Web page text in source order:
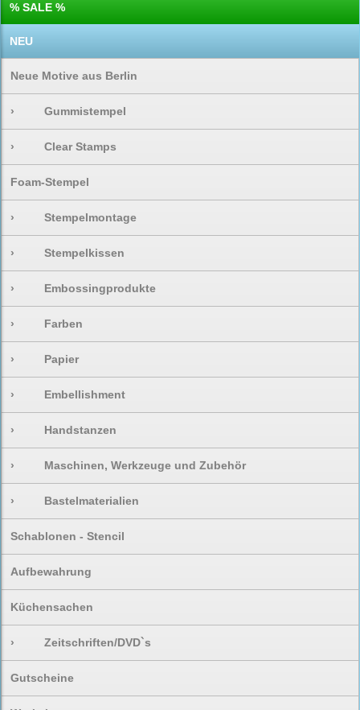
% SALE %
NEU
Neue Motive aus Berlin
› Gummistempel
› Clear Stamps
Foam-Stempel
› Stempelmontage
› Stempelkissen
› Embossingprodukte
› Farben
› Papier
› Embellishment
› Handstanzen
› Maschinen, Werkzeuge und Zubehör
› Bastelmaterialien
Schablonen - Stencil
Aufbewahrung
Küchensachen
› Zeitschriften/DVD`s
Gutscheine